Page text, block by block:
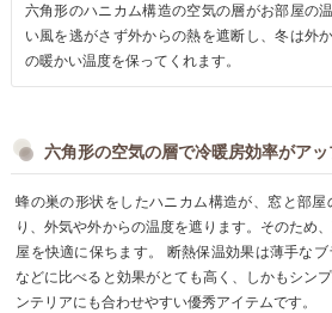
六角形のハニカム構造の空気の層がお部屋の
い風を逃がさず外からの熱を遮断し、冬は外
の暖かい温度を保ってくれます。
六角形の空気の層で冷暖房効率がアッ
蜂の巣の形状をしたハニカム構造が、窓と部
り、外気や外からの温度を遮ります。そのため
屋を快適に保ちます。 断熱保温効果は薄手な
などに比べると効果がとても高く、しかもシン
ンテリアにも合わせやすい優秀アイテムです。